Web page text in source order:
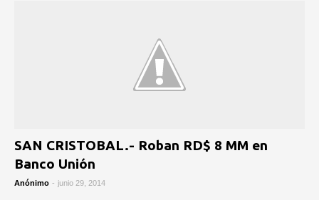
SAN CRISTOBAL.- Roban RD$ 8 MM en
Banco Unión
Anónimo - junio 29, 2014